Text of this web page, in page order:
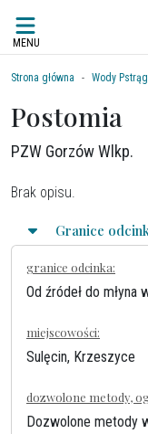
MENU
Strona główna Wody
Postomia
PZW Gorzów Wlkp.
Brak opisu.
granice odcinka:
Od źródeł do młyna
miejscowości:
Sulęcin, Krzeszyce
dozwolone metody,
Dozwolone metody